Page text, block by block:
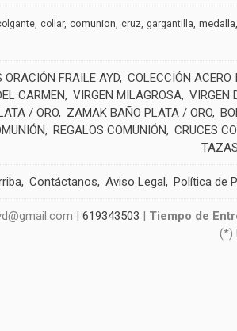
collar comunion cruz gargantilla medalla
ORACIÓN FRAILE AYD COLECCIÓN ACERO
CARMEN VIRGEN MILAGROSA VIRGEN
/ ORO ZAMAK BAÑO PLATA / ORO
REGALOS COMUNIÓN CRUCES
Contáctanos Aviso Legal Política de
|619343503 | Tiempo de
(*)